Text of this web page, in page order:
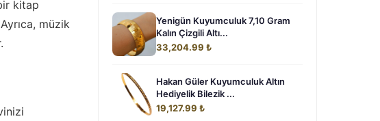
kitap
müzik
Yenigün Kuyumculuk 7,10 Gram
Kalın Çizgili Altı...
33,204.99 ₺
Hakan Güler Kuyumculuk Altın
Hediyelik Bilezik ...
19,127.99 ₺